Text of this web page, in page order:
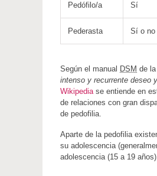
Pedófilo/a Sí
Pederasta Sí o no
Según el manual DSM de
intenso y recurrente deseo
Wikipediase entiende en
de relaciones con gran
de pedofilia.
Aparte de la pedofilia
su adolescencia
adolescencia (15 a 19